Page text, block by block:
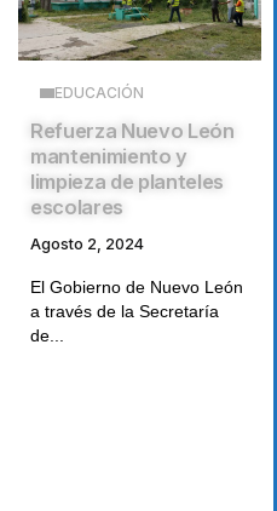
EDUCACIÓN
Refuerza Nuevo León
mantenimiento y
limpieza de planteles
escolares
Agosto 2, 2024
El Gobierno de Nuevo León
a través de la Secretaría
de...